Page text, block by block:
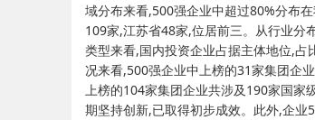
域分布来看,500强企业中超过80%分布
109家,江苏省48家,位居前三。从行业分
类型来看,国内投资企业占据主体地位,
况来看,500强企业中上榜的31家集团企
上榜的104家集团企业共涉及190家国家
期坚持创新,已取得初步成效。此外,企